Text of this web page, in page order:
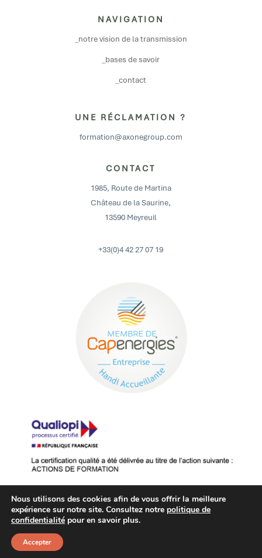
NAVIGATION
_notre vision de la transmission
_bases de savoir
_contact
UNE RÉCLAMATION ?
formation@axonegroup.com
CONTACT
1985, Route de Martina
Château de la Saurine,
13590 Meyreuil
+33(0)4 42 27 07 19
© 2026 AXONE Institute –
Nous utilisons des cookies afin de vous offrir la meilleure
expérience sur notre site. Consultez notre politique de
confidentialité pour en savoir plus.
Accepter